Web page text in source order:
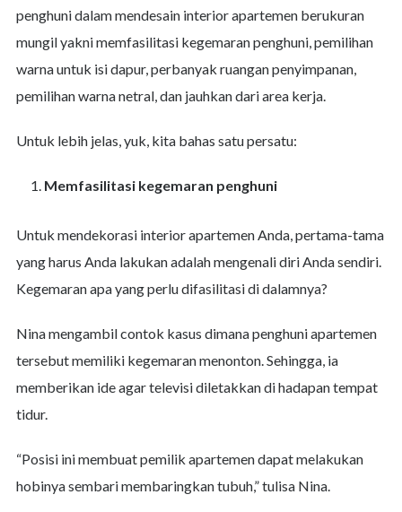
penghuni dalam mendesain interior apartemen berukuran
mungil yakni memfasilitasi kegemaran penghuni, pemilihan
warna untuk isi dapur, perbanyak ruangan penyimpanan,
pemilihan warna netral, dan jauhkan dari area kerja.
Untuk lebih jelas, yuk, kita bahas satu persatu:
Memfasilitasi kegemaran penghuni
Untuk mendekorasi interior apartemen Anda, pertama-tama
yang harus Anda lakukan adalah mengenali diri Anda sendiri.
Kegemaran apa yang perlu difasilitasi di dalamnya?
Nina mengambil contok kasus dimana penghuni apartemen
tersebut memiliki kegemaran menonton. Sehingga, ia
memberikan ide agar televisi diletakkan di hadapan tempat
tidur.
“Posisi ini membuat pemilik apartemen dapat melakukan
hobinya sembari membaringkan tubuh,” tulisa Nina.